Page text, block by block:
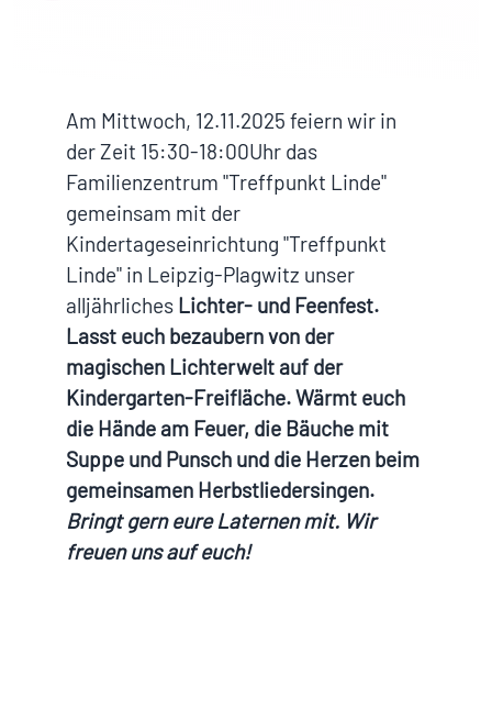
Am Mittwoch, 12.11.2025 feiern wir in
der Zeit 15:30-18:00Uhr das
Familienzentrum "Treffpunkt Linde"
gemeinsam mit der
Kindertageseinrichtung "Treffpunkt
Linde" in Leipzig-Plagwitz unser
alljährliches Lichter- und Feenfest.
Lasst euch bezaubern von der
magischen Lichterwelt auf der
Kindergarten-Freifläche. Wärmt euch
die Hände am Feuer, die Bäuche mit
Suppe und Punsch und die Herzen beim
gemeinsamen Herbstliedersingen.
Bringt gern eure Laternen mit. Wir
freuen uns auf euch!